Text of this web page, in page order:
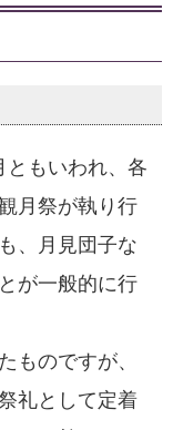
ともいわれ、各
月祭が執り行
、月見団子な
が一般的に行
ものですが、
礼として定着